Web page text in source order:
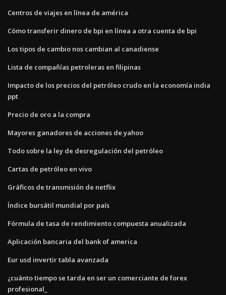
Centros de viajes en línea de américa
Cómo transferir dinero de bpi en línea a otra cuenta de bpi
Los tipos de cambio nos cambian al canadiense
Lista de compañías petroleras en filipinas
Impacto de los precios del petróleo crudo en la economía india
ppt
Precio de oro a la compra
Mayores ganadores de acciones de yahoo
Todo sobre la ley de desregulación del petróleo
Cartas de petróleo en vivo
Gráficos de transmisión de netflix
Índice bursátil mundial por país
Fórmula de tasa de rendimiento compuesta anualizada
Aplicación bancaria del bank of america
Eur usd invertir tabla avanzada
¿cuánto tiempo se tarda en ser un comerciante de forex
profesional_